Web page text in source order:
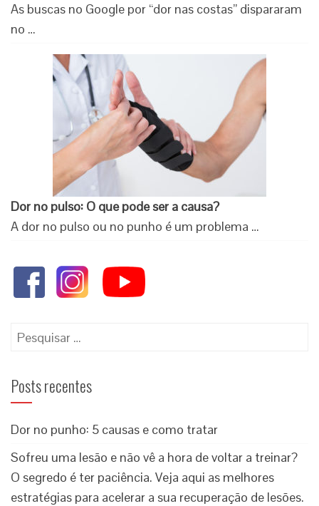
As buscas no Google por “dor nas costas” dispararam
no …
Dor no pulso: O que pode ser a causa?
A dor no pulso ou no punho é um problema …
Posts recentes
Dor no punho: 5 causas e como tratar
Sofreu uma lesão e não vê a hora de voltar a treinar?
O segredo é ter paciência. Veja aqui as melhores
estratégias para acelerar a sua recuperação de lesões.